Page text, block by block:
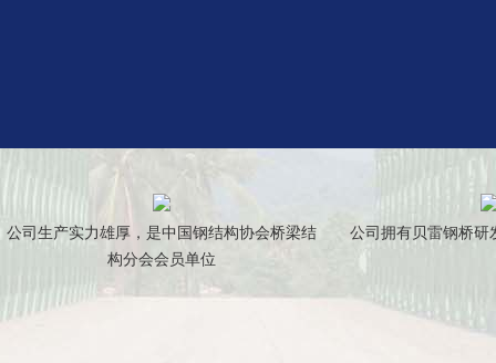
公司生产实力雄厚，是中国钢结构协会桥梁结
构分会会员单位
公司拥有贝雷钢桥研